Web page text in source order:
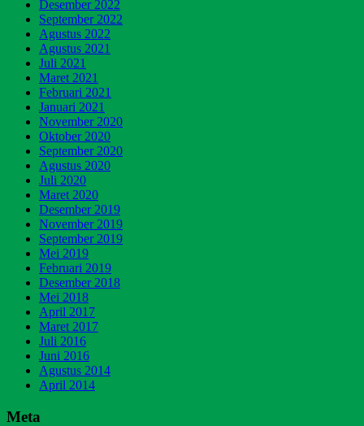
Desember 2022
September 2022
Agustus 2022
Agustus 2021
Juli 2021
Maret 2021
Februari 2021
Januari 2021
November 2020
Oktober 2020
September 2020
Agustus 2020
Juli 2020
Maret 2020
Desember 2019
November 2019
September 2019
Mei 2019
Februari 2019
Desember 2018
Mei 2018
April 2017
Maret 2017
Juli 2016
Juni 2016
Agustus 2014
April 2014
Meta